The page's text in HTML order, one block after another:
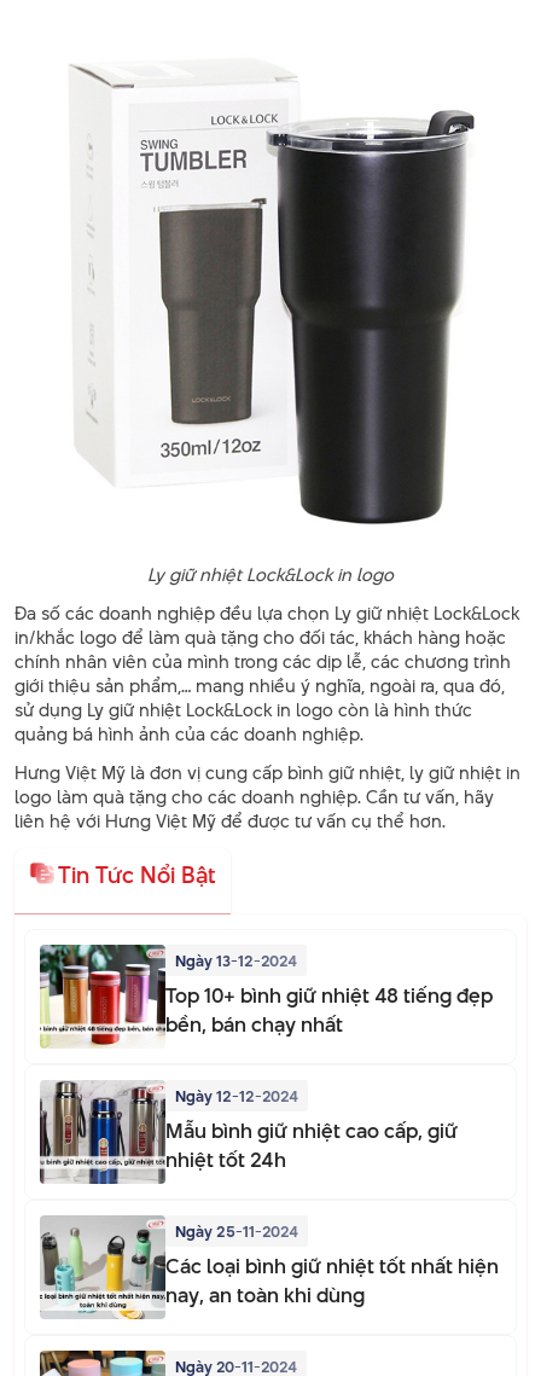
Ly giữ nhiệt Lock&Lock in logo
Đa số các doanh nghiệp đều lựa chọn Ly giữ nhiệt Lock&Lock
in/khắc logo để làm quà tặng cho đối tác, khách hàng hoặc
chính nhân viên của mình trong các dịp lễ, các chương trình
giới thiệu sản phẩm,… mang nhiều ý nghĩa, ngoài ra, qua đó,
sử dụng Ly giữ nhiệt Lock&Lock in logo còn là hình thức
quảng bá hình ảnh của các doanh nghiệp.
Hưng Việt Mỹ là đơn vị cung cấp bình giữ nhiệt, ly giữ nhiệt in
logo làm quà tặng cho các doanh nghiệp. Cần tư vấn, hãy
liên hệ với Hưng Việt Mỹ để được tư vấn cụ thể hơn.
Tin Tức Nổi Bật
Ngày 13-12-2024
Top 10+ bình giữ nhiệt 48 tiếng đẹp
bền, bán chạy nhất
Ngày 12-12-2024
Mẫu bình giữ nhiệt cao cấp, giữ
nhiệt tốt 24h
Ngày 25-11-2024
Các loại bình giữ nhiệt tốt nhất hiện
nay, an toàn khi dùng
Ngày 20-11-2024